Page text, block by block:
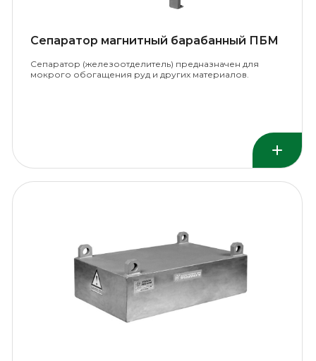
Сепаратор магнитный барабанный ПБМ
Сепаратор (железоотделитель) предназначен для
мокрого обогащения руд и других материалов.